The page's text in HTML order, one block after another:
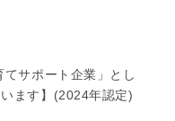
てサポート企業」とし
ます】(2024年認定)